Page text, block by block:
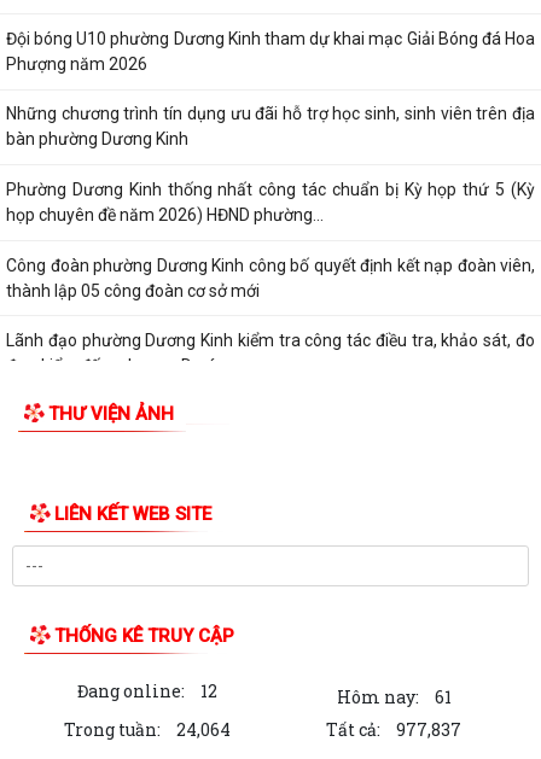
Đội bóng U10 phường Dương Kinh tham dự khai mạc Giải Bóng đá Hoa
Phượng năm 2026
Những chương trình tín dụng ưu đãi hỗ trợ học sinh, sinh viên trên địa
bàn phường Dương Kinh
Phường Dương Kinh thống nhất công tác chuẩn bị Kỳ họp thứ 5 (Kỳ
họp chuyên đề năm 2026) HĐND phường...
Công đoàn phường Dương Kinh công bố quyết định kết nạp đoàn viên,
thành lập 05 công đoàn cơ sở mới
Lãnh đạo phường Dương Kinh kiểm tra công tác điều tra, khảo sát, đo
đạc, kiểm đếm phục vụ Dự án...
THƯ VIỆN ẢNH